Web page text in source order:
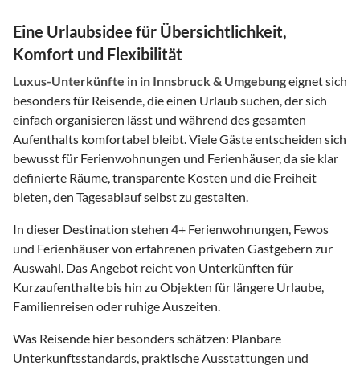
Eine Urlaubsidee für Übersichtlichkeit,
Komfort und Flexibilität
Luxus-Unterkünfte in in Innsbruck & Umgebungeignet sich
besonders für Reisende, die einen Urlaub suchen, der sich
einfach organisieren lässt und während des gesamten
Aufenthalts komfortabel bleibt. Viele Gäste entscheiden sich
bewusst für Ferienwohnungen und Ferienhäuser, da sie klar
definierte Räume, transparente Kosten und die Freiheit
bieten, den Tagesablauf selbst zu gestalten.
In dieser Destination stehen 4+ Ferienwohnungen, Fewos
und Ferienhäuser von erfahrenen privaten Gastgebern zur
Auswahl. Das Angebot reicht von Unterkünften für
Kurzaufenthalte bis hin zu Objekten für längere Urlaube,
Familienreisen oder ruhige Auszeiten.
Was Reisende hier besonders schätzen: Planbare
Unterkunftsstandards, praktische Ausstattungen und